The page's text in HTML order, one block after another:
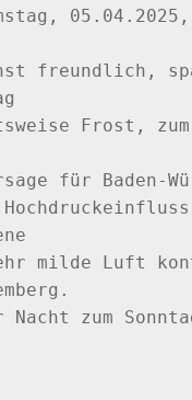
freundlich,
Frost,
für Baden-
milde Luft
Nacht zum